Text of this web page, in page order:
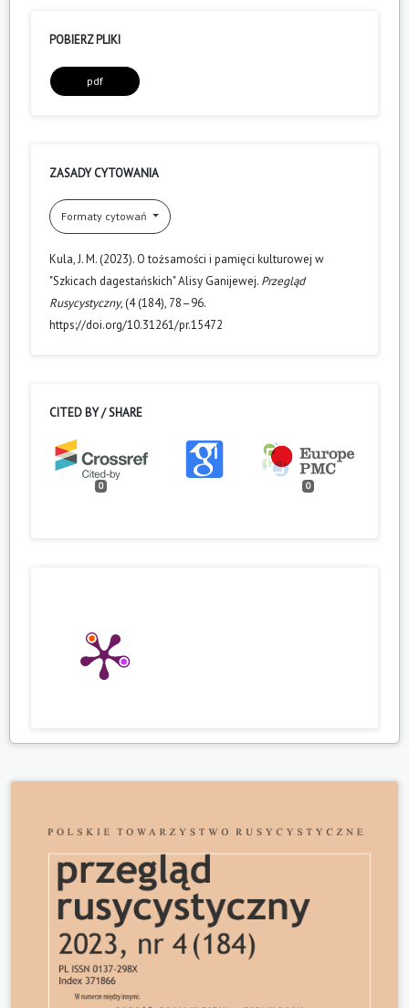
POBIERZ PLIKI
pdf
ZASADY CYTOWANIA
Formaty cytowań
Kula, J. M. (2023). O tożsamości i pamięci kulturowej w
"Szkicach dagestańskich" Alisy Ganijewej. Przegląd
Rusycystyczny, (4 (184), 78–96.
https://doi.org/10.31261/pr.15472
CITED BY / SHARE
0 0